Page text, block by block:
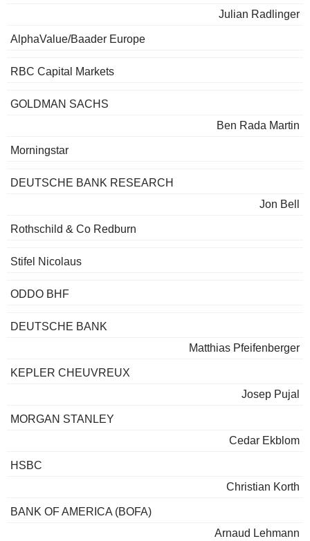
Julian Radlinger
AlphaValue/Baader Europe
RBC Capital Markets
GOLDMAN SACHS
Ben Rada Martin
Morningstar
DEUTSCHE BANK RESEARCH
Jon Bell
Rothschild & Co Redburn
Stifel Nicolaus
ODDO BHF
DEUTSCHE BANK
Matthias Pfeifenberger
KEPLER CHEUVREUX
Josep Pujal
MORGAN STANLEY
Cedar Ekblom
HSBC
Christian Korth
BANK OF AMERICA (BOFA)
Arnaud Lehmann